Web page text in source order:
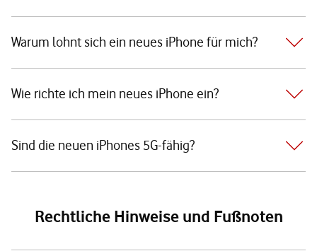
Warum lohnt sich ein neues iPhone für mich?
Wie richte ich mein neues iPhone ein?
Sind die neuen iPhones 5G-fähig?
Rechtliche Hinweise und Fußnoten